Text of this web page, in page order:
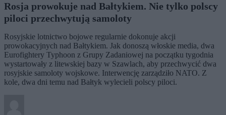
Rosja prowokuje nad Bałtykiem. Nie tylko polscy
piloci przechwytują samoloty
Rosyjskie lotnictwo bojowe regularnie dokonuje akcji
prowokacyjnych nad Bałtykiem. Jak donoszą włoskie media, dwa
Eurofightery Typhoon z Grupy Zadaniowej na początku tygodnia
wystartowały z litewskiej bazy w Szawlach, aby przechwycić dwa
rosyjskie samoloty wojskowe. Interwencję zarządziło NATO. Z
kole, dwa dni temu nad Bałtyk wylecieli polscy piloci.